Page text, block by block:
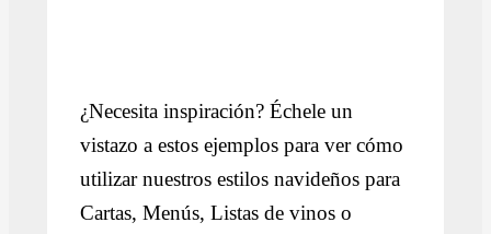
¿Necesita inspiración? Échele un
vistazo a estos ejemplos para ver cómo
utilizar nuestros estilos navideños para
Cartas, Menús, Listas de vinos o